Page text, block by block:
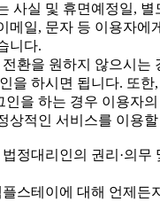
사실 및 휴면예정일, 별
메일, 문자 등 이용자에
니다.
환을 원하지 않으시는
을 하시면 됩니다. 또한
인을 하는 경우 이용자
상적인 서비스를 이용
정대리인의 권리·의무
스테이에 대해 언제든